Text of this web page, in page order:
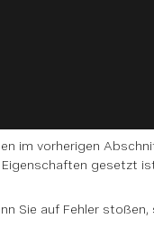
im vorherigen
gesetzt
Sie auf Fehler stoßen,